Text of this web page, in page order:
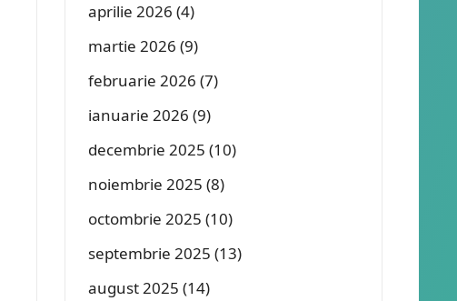
aprilie 2026 (4)
martie 2026 (9)
februarie 2026 (7)
ianuarie 2026 (9)
decembrie 2025 (10)
noiembrie 2025 (8)
octombrie 2025 (10)
septembrie 2025 (13)
august 2025 (14)